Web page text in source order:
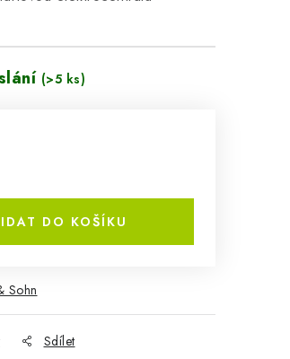
(>5 ks)
DO KOŠÍKU
Sohn
Sdílet